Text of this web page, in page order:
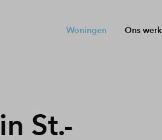
Woningen Ons werk
St.-